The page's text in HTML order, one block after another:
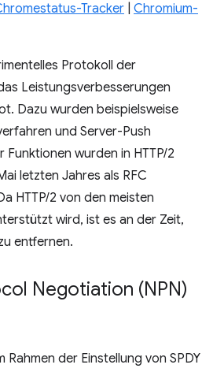
Tracker
Chromium-
Protokoll der
Leistungsverbesserungen
Dazu wurden beispielsweise
und Server-Push
Funktionen wurden in HTTP/2
letzten Jahres als RFC
HTTP/2 von den meisten
wird, ist es an der Zeit,
entfernen.
Negotiation (NPN)
Rahmen der Einstellung von SPDY